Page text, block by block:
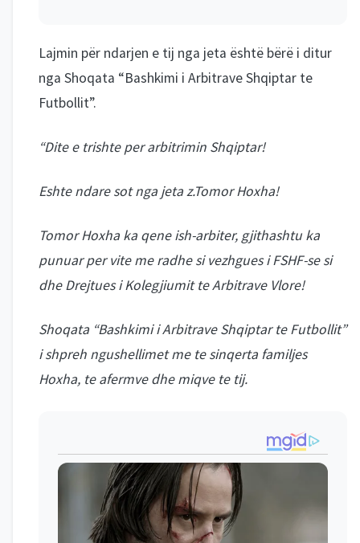
Lajmin për ndarjen e tij nga jeta është bërë i ditur
nga Shoqata “Bashkimi i Arbitrave Shqiptar te
Futbollit”.
“Dite e trishte per arbitrimin Shqiptar!
Eshte ndare sot nga jeta z.Tomor Hoxha!
Tomor Hoxha ka qene ish-arbiter, gjithashtu ka
punuar per vite me radhe si vezhgues i FSHF-se si
dhe Drejtues i Kolegjiumit te Arbitrave Vlore!
Shoqata “Bashkimi i Arbitrave Shqiptar te Futbollit”
i shpreh ngushellimet me te sinqerta familjes
Hoxha, te afermve dhe miqve te tij.